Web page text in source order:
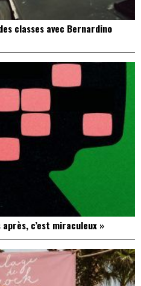
classes avec Bernardino
après, c’est miraculeux »